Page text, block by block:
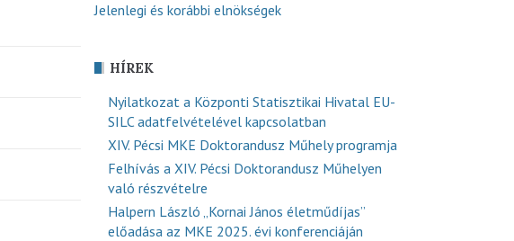
Jelenlegi és korábbi elnökségek
HÍREK
Nyilatkozat a Központi Statisztikai Hivatal EU-
SILC adatfelvételével kapcsolatban
XIV. Pécsi MKE Doktorandusz Műhely programja
Felhívás a XIV. Pécsi Doktorandusz Műhelyen
való részvételre
Halpern László „Kornai János életműdíjas”
előadása az MKE 2025. évi konferenciáján